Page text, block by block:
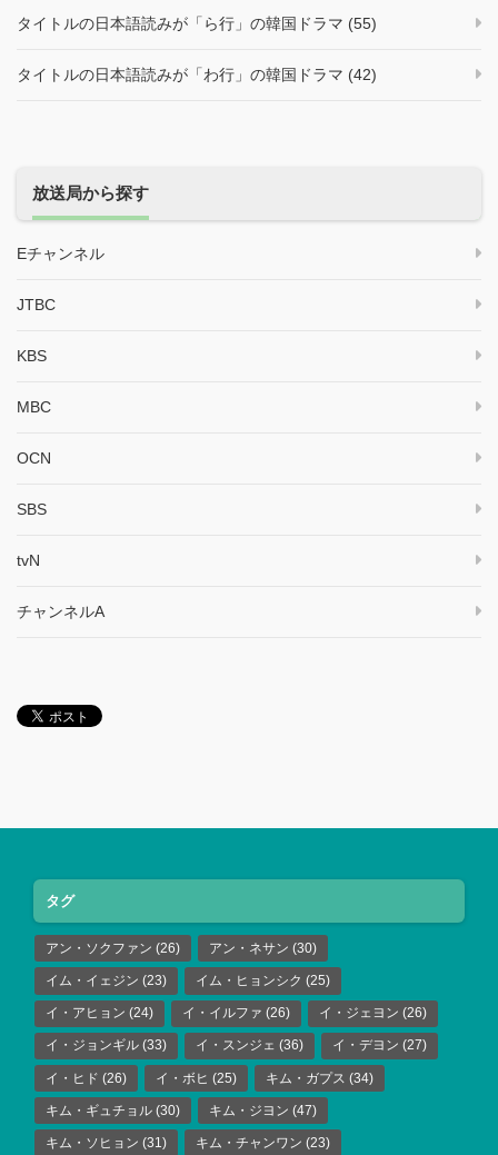
タイトルの日本語読みが「ら行」の韓国ドラマ (55)
タイトルの日本語読みが「わ行」の韓国ドラマ (42)
放送局から探す
Eチャンネル
JTBC
KBS
MBC
OCN
SBS
tvN
チャンネルA
タグ
アン・ソクファン (26) アン・ネサン (30)
イム・イェジン (23) イム・ヒョンシク (25)
イ・アヒョン (24) イ・イルファ (26) イ・ジェヨン (26)
イ・ジョンギル (33) イ・スンジェ (36) イ・デヨン (27)
イ・ヒド (26) イ・ボヒ (25) キム・ガプス (34)
キム・ギュチョル (30) キム・ジヨン (47)
キム・ソヒョン (31) キム・チャンワン (23)